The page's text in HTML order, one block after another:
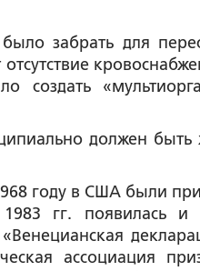
забрать для
создать
должен быть
году в США были
1983 гг. появилась и
ассоциация